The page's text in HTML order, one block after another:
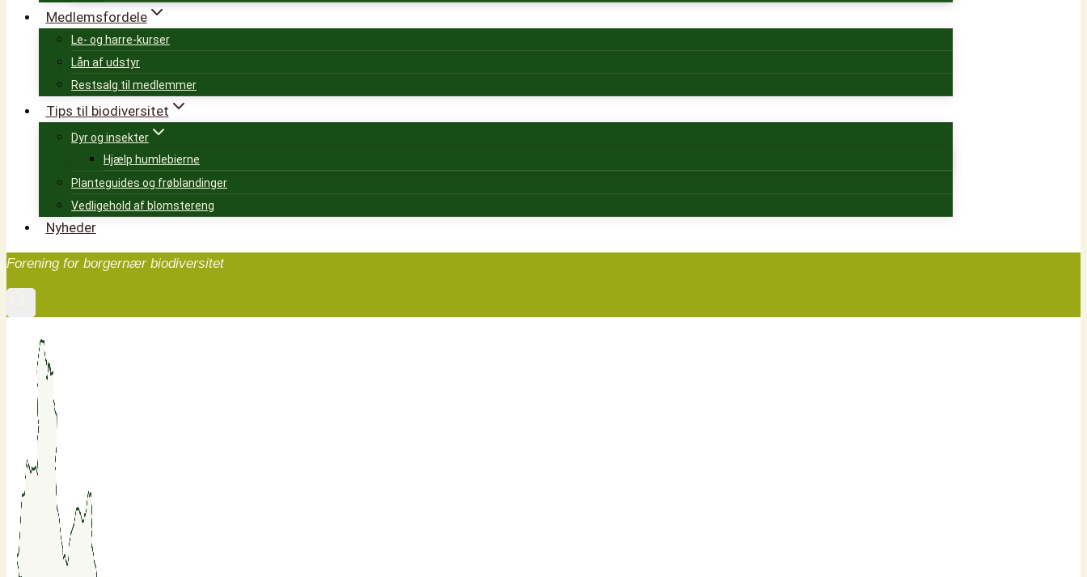
Medlemsfordele
Le- og harre-kurser
Lån af udstyr
Restsalg til medlemmer
Tips til biodiversitet
Dyr og insekter
Hjælp humlebierne
Planteguides og frøblandinger
Vedligehold af blomstereng
Nyheder
Forening for borgernær biodiversitet